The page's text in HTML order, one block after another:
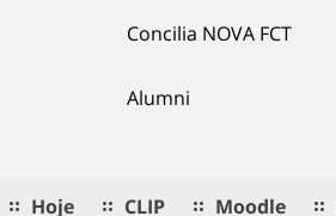
Concilia NOVA FCT
Alumni
Hoje CLIP Moodle